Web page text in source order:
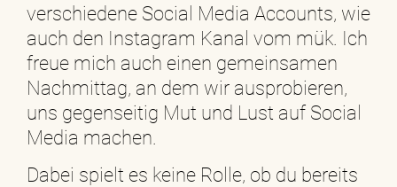
verschiedene Social Media Accounts, wie
auch den Instagram Kanal vom mük. Ich
freue mich auch einen gemeinsamen
Nachmittag, an dem wir ausprobieren,
uns gegenseitig Mut und Lust auf Social
Media machen.
Dabei spielt es keine Rolle, ob du bereits